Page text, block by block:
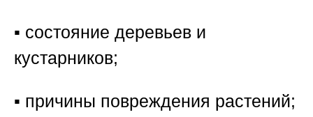
▪️ состояние деревьев и
кустарников;
▪️ причины повреждения растений;